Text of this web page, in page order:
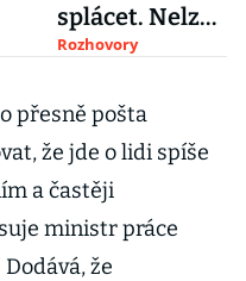
splácet. Nelze
si ale stále
služby pro
stát, říká šéf
podniku
Rozhovory
přesně pošta
že jde o lidi spíše
a častěji
ministr práce
že